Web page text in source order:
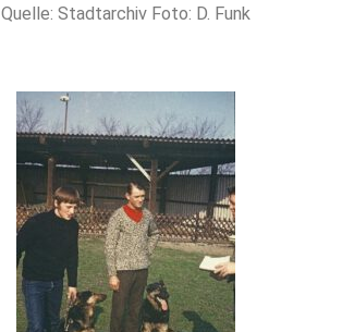
Quelle: Stadtarchiv Foto: D. Funk